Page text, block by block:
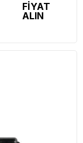
FİYAT
ALIN